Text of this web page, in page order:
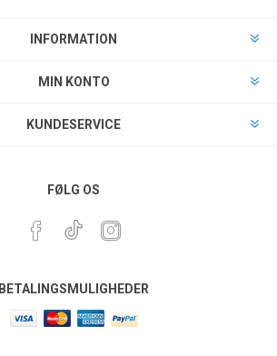
INFORMATION
MIN KONTO
KUNDESERVICE
FØLG OS
BETALINGSMULIGHEDER